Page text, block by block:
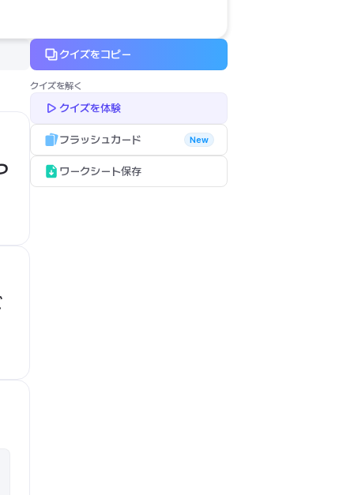
クイズをコピー
クイズを解く
クイズを体験
フラッシュカード New
ワークシート保存